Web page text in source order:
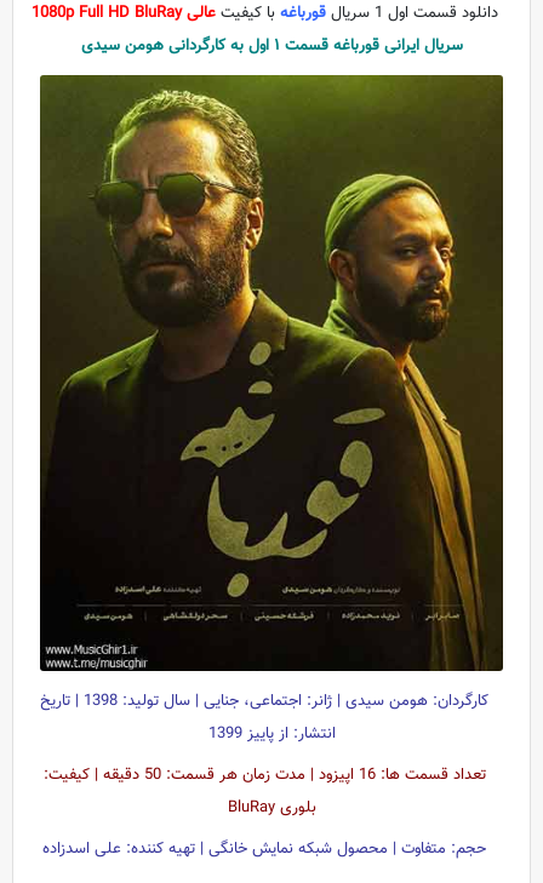
دانلود قسمت اول 1 سریال قورباغه با کیفیت عالی 1080p Full HD BluRay
سریال ایرانی قورباغه قسمت ۱ اول به کارگردانی هومن سیدی
کارگردان: هومن سیدی | ژانر: اجتماعی، جنایی | سال تولید: 1398 | تاریخ
انتشار: از پاییز 1399
تعداد قسمت ها: 16 اپیزود | مدت زمان هر قسمت: 50 دقیقه | کیفیت:
بلوری BluRay
حجم: متفاوت | محصول شبکه نمایش خانگی | تهیه کننده: علی اسدزاده